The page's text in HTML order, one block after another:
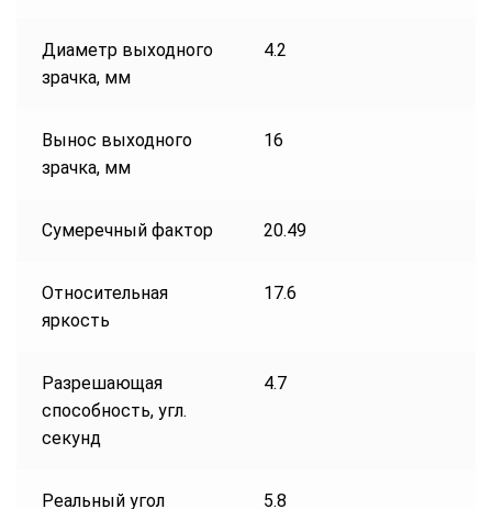
Диаметр выходного
зрачка, мм
4.2
Вынос выходного
зрачка, мм
16
Сумеречный фактор 20.49
Относительная
яркость
17.6
Разрешающая
способность, угл.
секунд
4.7
Реальный угол 5.8